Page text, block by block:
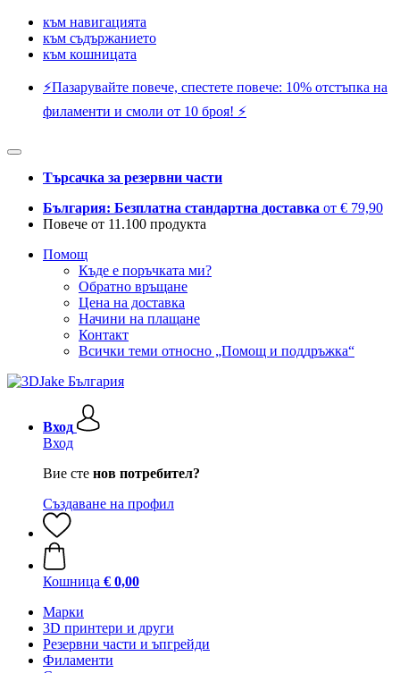
към навигацията
към съдържанието
към кошницата
⚡️Пазарувайте повече, спестете повече: 10% отстъпка на
филаменти и смоли от 10 броя! ⚡️
Търсачка за резервни части
България: Безплатна стандартна доставка от € 79,90
Повече от 11.100 продукта
Помощ
Къде е поръчката ми?
Обратно връщане
Цена на доставка
Начини на плащане
Контакт
Всички теми относно „Помощ и поддръжка“
Вход
Вход
Вие сте нов потребител?
Създаване на профил
Кошница € 0,00
Mарки
3D принтери и други
Резервни части и ъпгрейди
Филаменти